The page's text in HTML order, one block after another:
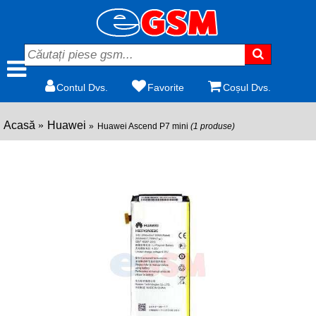
Contul Dvs. Favorite Coșul Dvs.
Acasă Huawei Huawei Ascend P7 mini (1 produse)